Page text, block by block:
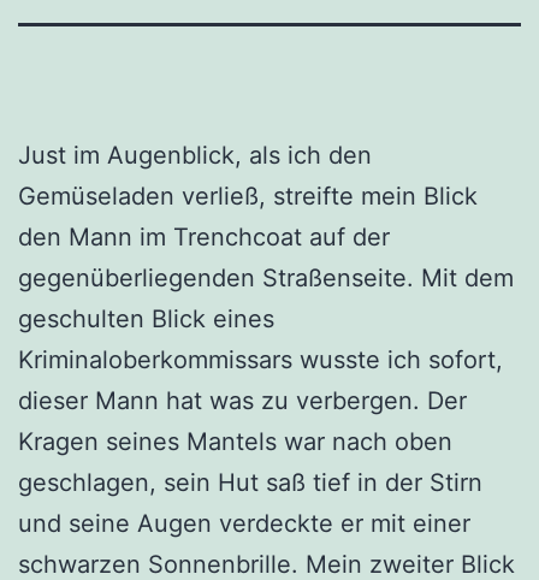
Just im Augenblick, als ich den
Gemüseladen verließ, streifte mein Blick
den Mann im Trenchcoat auf der
gegenüberliegenden Straßenseite. Mit dem
geschulten Blick eines
Kriminaloberkommissars wusste ich sofort,
dieser Mann hat was zu verbergen. Der
Kragen seines Mantels war nach oben
geschlagen, sein Hut saß tief in der Stirn
und seine Augen verdeckte er mit einer
schwarzen Sonnenbrille. Mein zweiter Blick